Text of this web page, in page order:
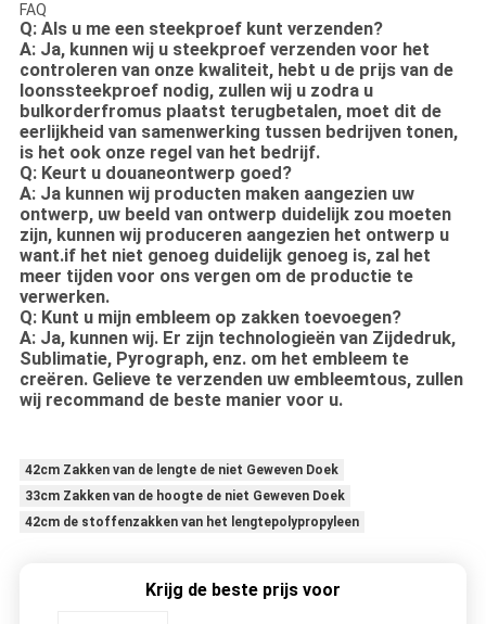
FAQ
Q: Als u me een steekproef kunt verzenden?
A: Ja, kunnen wij u steekproef verzenden voor het
controleren van onze kwaliteit, hebt u de prijs van de
loonssteekproef nodig, zullen wij u zodra u
bulkorderfromus plaatst terugbetalen, moet dit de
eerlijkheid van samenwerking tussen bedrijven tonen,
is het ook onze regel van het bedrijf.
Q: Keurt u douaneontwerp goed?
A: Ja kunnen wij producten maken aangezien uw
ontwerp, uw beeld van ontwerp duidelijk zou moeten
zijn, kunnen wij produceren aangezien het ontwerp u
want.if het niet genoeg duidelijk genoeg is, zal het
meer tijden voor ons vergen om de productie te
verwerken.
Q: Kunt u mijn embleem op zakken toevoegen?
A: Ja, kunnen wij. Er zijn technologieën van Zijdedruk,
Sublimatie, Pyrograph, enz. om het embleem te
creëren. Gelieve te verzenden uw embleemtous, zullen
wij recommand de beste manier voor u.
42cm Zakken van de lengte de niet Geweven Doek
33cm Zakken van de hoogte de niet Geweven Doek
42cm de stoffenzakken van het lengtepolypropyleen
Krijg de beste prijs voor